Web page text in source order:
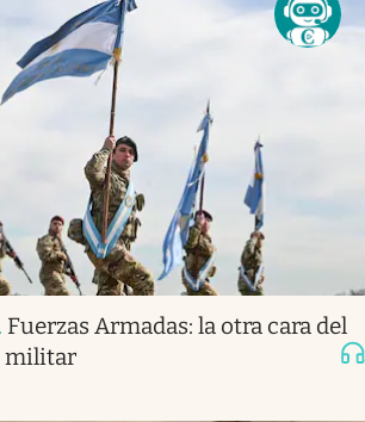
. Fuerzas Armadas: la otra cara del
militar